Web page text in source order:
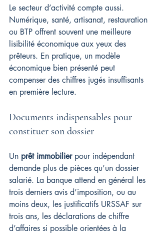
Le secteur d’activité compte aussi.
Numérique, santé, artisanat, restauration
ou BTP offrent souvent une meilleure
lisibilité économique aux yeux des
prêteurs. En pratique, un modèle
économique bien présenté peut
compenser des chiffres jugés insuffisants
en première lecture.
Documents indispensables pour
constituer son dossier
Un prêt immobilier pour indépendant
demande plus de pièces qu’un dossier
salarié. La banque attend en général les
trois derniers avis d’imposition, ou au
moins deux, les justificatifs URSSAF sur
trois ans, les déclarations de chiffre
d’affaires si possible orientées à la